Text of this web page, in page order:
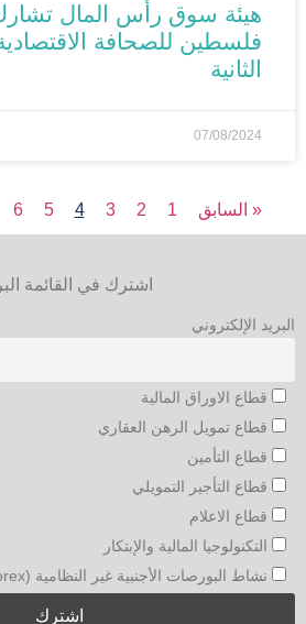
هيئة سوق رأس المال
فلسطين للصحافة
الثانية
07/08/2024
« السابق 1
2
3
4
5
6
اشترك في القائمة
البريد الإلكتروني
قطاع الاوراق المالية
قطاع تمويل الرهن العقاري
قطاع التأمين
قطاع التأجير التمويلي
قطاع الاعلام
التكنولوجيا المالية والإبتكار
نشاط البورصات الأجنبية غير النظامية (Forex)